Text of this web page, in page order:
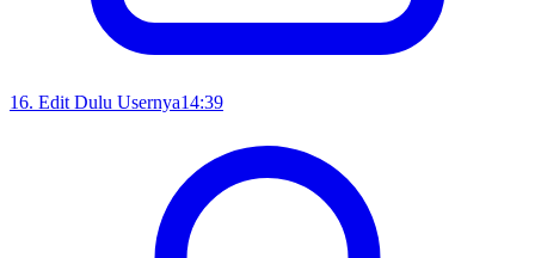
16. Edit Dulu Usernya14:39